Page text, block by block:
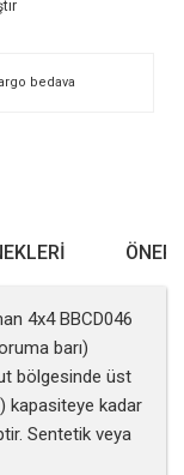
bedava
4x4 BBCD046
barı)
bölgesinde üst
kapasiteye kadar
Sentetik veya